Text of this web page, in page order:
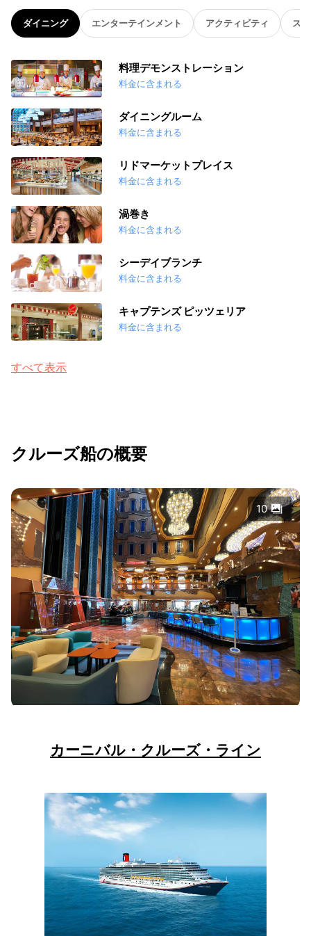
ダイニング エンターテインメント アクティビティ ス
料理デモンストレーション
料金に含まれる
ダイニングルーム
料金に含まれる
リドマーケットプレイス
料金に含まれる
渦巻き
料金に含まれる
シーデイブランチ
料金に含まれる
キャプテンズ ピッツェリア
料金に含まれる
すべて表示
クルーズ船の概要
10
カーニバル・クルーズ・ライン